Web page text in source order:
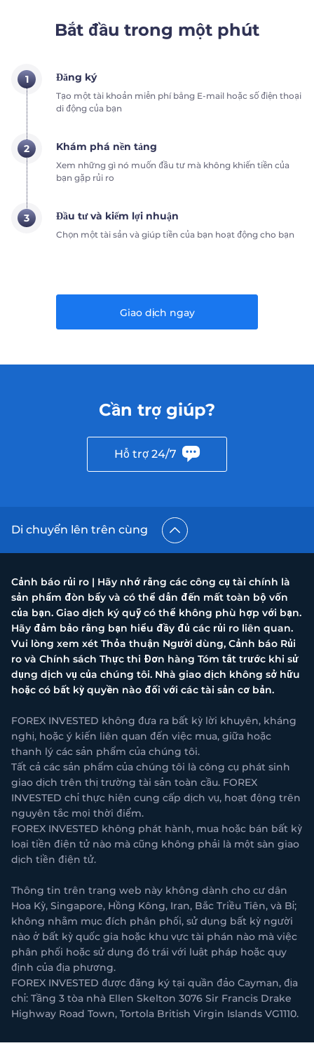
Bắt đầu trong một phút
1 Đăng ký
Tạo một tài khoản miễn phí bằng E-mail hoặc số điện thoại
di động của bạn
2 Khám phá nền tảng
Xem những gì nó muốn đầu tư mà không khiến tiền của
bạn gặp rủi ro
3 Đầu tư và kiếm lợi nhuận
Chọn một tài sản và giúp tiền của bạn hoạt động cho bạn
Giao dịch ngay
Cần trợ giúp?
Hỗ trợ 24/7
Di chuyển lên trên cùng
Cảnh báo rủi ro | Hãy nhớ rằng các công cụ tài chính là
sản phẩm đòn bẩy và có thể dẫn đến mất toàn bộ vốn
của bạn. Giao dịch ký quỹ có thể không phù hợp với bạn.
Hãy đảm bảo rằng bạn hiểu đầy đủ các rủi ro liên quan.
Vui lòng xem xét Thỏa thuận Người dùng, Cảnh báo Rủi
ro và Chính sách Thực thi Đơn hàng Tóm tắt trước khi sử
dụng dịch vụ của chúng tôi. Nhà giao dịch không sở hữu
hoặc có bất kỳ quyền nào đối với các tài sản cơ bản.
FOREX INVESTED không đưa ra bất kỳ lời khuyên, kháng
nghị, hoặc ý kiến liên quan đến việc mua, giữa hoặc
thanh lý các sản phẩm của chúng tôi.
Tất cả các sản phẩm của chúng tôi là công cụ phát sinh
giao dịch trên thị trường tài sản toàn cầu. FOREX
INVESTED chỉ thực hiện cung cấp dịch vụ, hoạt động trên
nguyên tắc mọi thời điểm.
FOREX INVESTED không phát hành, mua hoặc bán bất kỳ
loại tiền điện tử nào mà cũng không phải là một sàn giao
dịch tiền điện tử.
Thông tin trên trang web này không dành cho cư dân
Hoa Kỳ, Singapore, Hồng Kông, Iran, Bắc Triều Tiên, và Bỉ;
không nhằm mục đích phân phối, sử dụng bất kỳ người
nào ở bất kỳ quốc gia hoặc khu vực tài phán nào mà việc
phân phối hoặc sử dụng đó trái với luật pháp hoặc quy
định của địa phương.
FOREX INVESTED được đăng ký tại quần đảo Cayman, địa
chỉ: Tầng 3 tòa nhà Ellen Skelton 3076 Sir Francis Drake
Highway Road Town, Tortola British Virgin Islands VG1110.